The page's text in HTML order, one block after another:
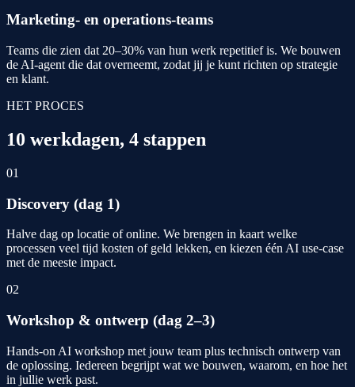
Marketing- en operations-teams
Teams die zien dat 20–30% van hun werk repetitief is. We bouwen
de AI-agent die dat overneemt, zodat jij je kunt richten op strategie
en klant.
HET PROCES
10 werkdagen, 4 stappen
01
Discovery (dag 1)
Halve dag op locatie of online. We brengen in kaart welke
processen veel tijd kosten of geld lekken, en kiezen één AI use-case
met de meeste impact.
02
Workshop & ontwerp (dag 2–3)
Hands-on AI workshop met jouw team plus technisch ontwerp van
de oplossing. Iedereen begrijpt wat we bouwen, waarom, en hoe het
in jullie werk past.